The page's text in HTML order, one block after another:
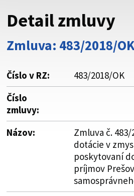
Buďte pozorní a vždy sa uistite, že
cez zabezpečenú webovú stránku.
vždy začína https:// pred názvom
Detail zmluvy
Zmluva: 483/2018/OK
Číslo v RZ:
483/2018/OK
Číslo
zmluvy:
Názov:
Zmluva č.
dotácie v
poskytovaní
príjmov